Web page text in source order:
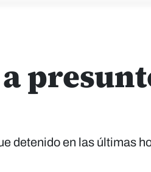
detenido en las últimas